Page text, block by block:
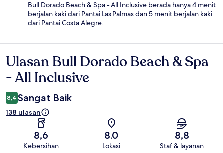
Bull Dorado Beach & Spa - All Inclusive berada hanya 4 menit
berjalan kaki dari Pantai Las Palmas dan 5 menit berjalan kaki
dari Pantai Costa Alegre.
Ulasan
Ulasan Bull Dorado Beach & Spa
- All Inclusive
8,4 Sangat Baik
138 ulasan
8,6
Kebersihan
8,0
Lokasi
8,8
Staf & layanan